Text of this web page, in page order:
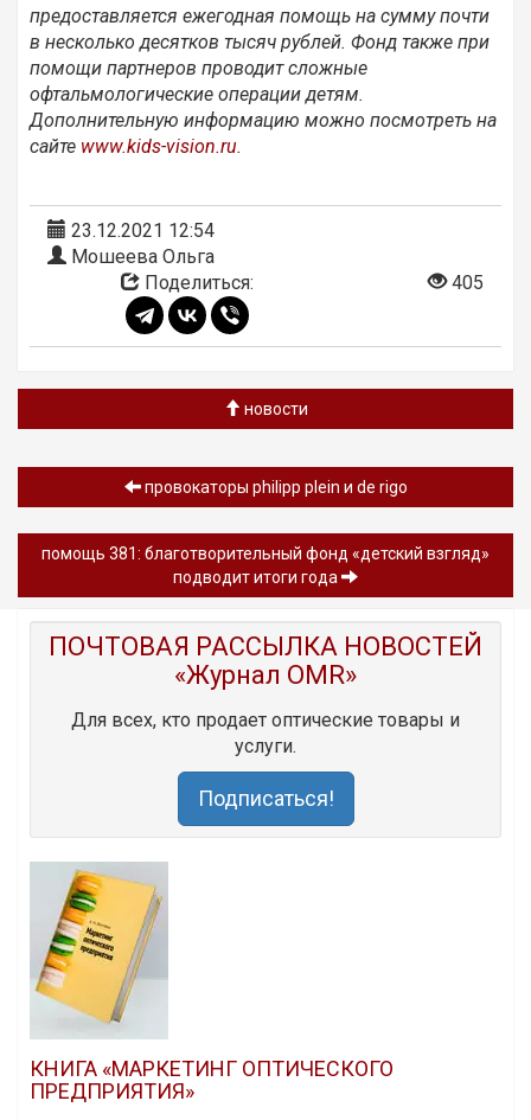
предоставляется ежегодная помощь на сумму почти
в несколько десятков тысяч рублей. Фонд также при
помощи партнеров проводит сложные
офтальмологические операции детям.
Дополнительную информацию можно посмотреть на
сайте www.kids-vision.ru.
23.12.2021 12:54
Мошеева Ольга
Поделиться:
405
новости
провокаторы philipp plein и de rigo
помощь 381: благотворительный фонд «детский взгляд»
подводит итоги года
ПОЧТОВАЯ РАССЫЛКА НОВОСТЕЙ
«Журнал OMR»
Для всех, кто продает оптические товары и
услуги.
Подписаться!
КНИГА «МАРКЕТИНГ ОПТИЧЕСКОГО
ПРЕДПРИЯТИЯ»